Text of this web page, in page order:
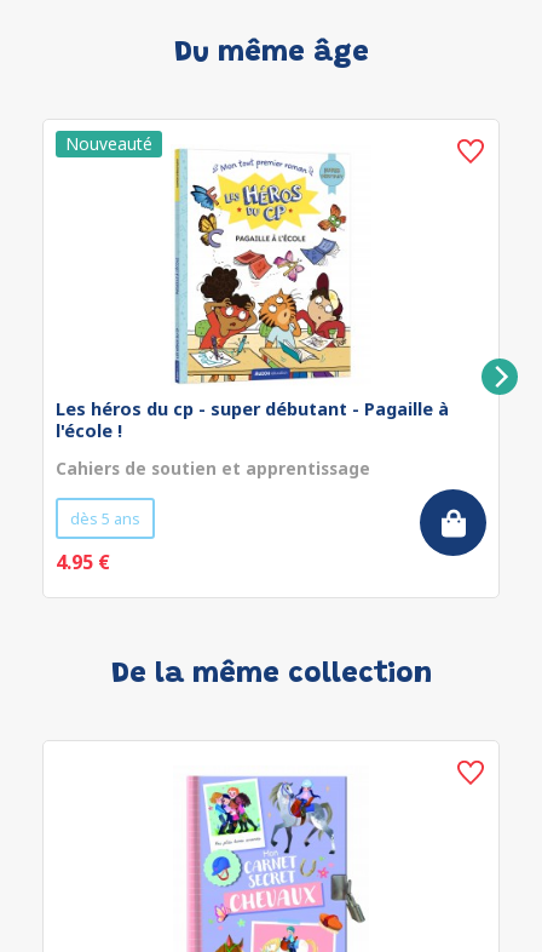
Du même âge
Les héros du cp - super débutant - Pagaille à
l'école !
Cahiers de soutien et apprentissage
dès 5 ans
4.95 €
De la même collection